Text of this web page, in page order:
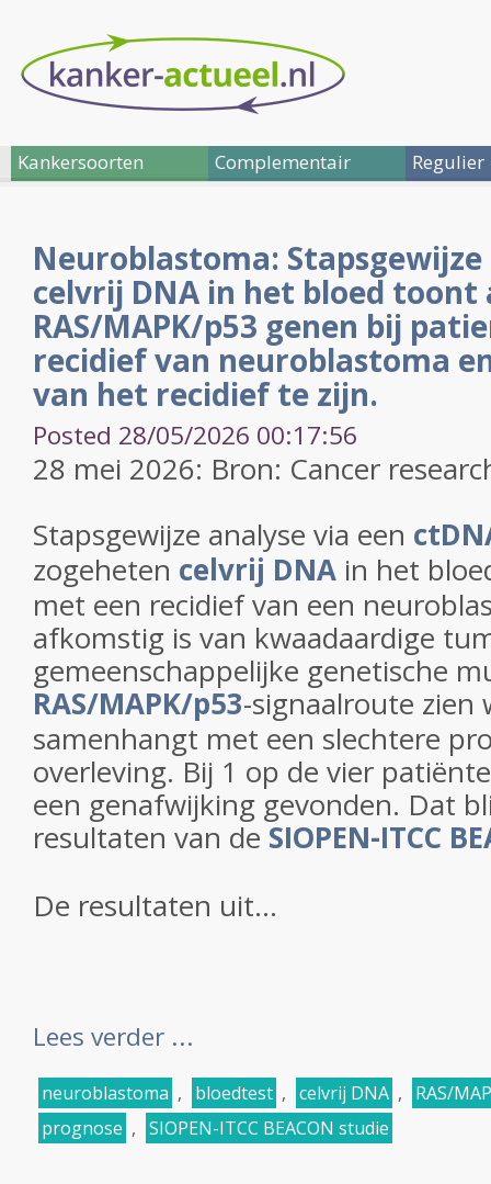
Kankersoorten Complementair Regulier
Neuroblastoma:
celvrij DNA in het bloed
RAS/MAPK/p53 genen bij
recidief van neuroblastoma
van het recidief te zijn.
Posted 28/05/2026 00:17:56
28 mei 2026: Bron: Cancer
Stapsgewijze analyse via een
zogeheten celvrij DNA in het
met een recidief van een
afkomstig is van kwaadaardige
gemeenschappelijke genetische
RAS/MAPK/p53-signaalroute zien
samenhangt met een slechtere
overleving. Bij 1 op de vier
een genafwijking gevonden. Dat
resultaten van de SIOPEN-ITCC
De resultaten uit...
Lees verder ...
neuroblastoma , bloedtest , celvrij DNA ,
RAS/
prognose , SIOPEN-ITCC BEACON studie